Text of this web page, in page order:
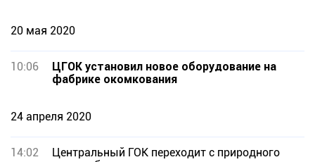
20 мая 2020
10:06
ЦГОК установил новое оборудование на
фабрике окомкования
24 апреля 2020
14:02
Центральный ГОК переходит с природного